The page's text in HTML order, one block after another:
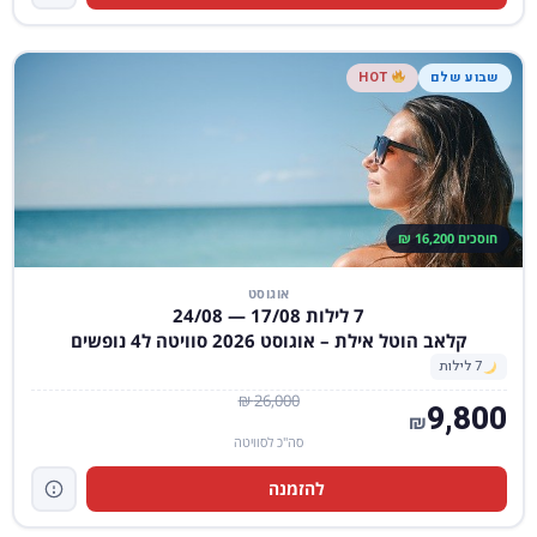
שבוע שלם
חוסכים 16,200 ₪
אוגוסט
7 לילות 17/08 — 24/08
קלאב הוטל אילת – אוגוסט 2026 סוויטה ל4 נופשים
7 לילות
26,000 ₪ 9,800
₪
סה"כ לסוויטה
להזמנה